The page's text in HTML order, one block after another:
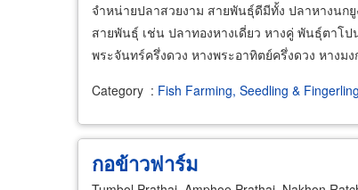
จำหน่ายปลาสวยงาม สายพันธุ์ดีมีทั้ง ปลาหางนก
สายพันธุ์ เช่น ปลาทองหางเดี่ยว หางคู่ พันธุ์ตาโ
พระจันทร์ครึ่งดวง หางพระอาทิตย์ครึ่งดวง หาง
Category : Fish Farming, Seedling &
กอข้าวฟาร์ม